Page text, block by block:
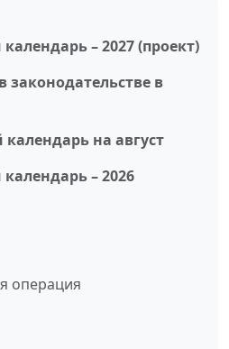
– 2027 (проект)
в
на август
– 2026
операция